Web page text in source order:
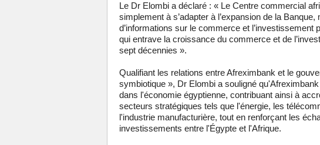
Le Dr Elombi a déclaré : « Le Centre commercial
simplement à s’adapter à l’expansion de la
d’informations sur le commerce et
qui entrave la croissance du commerce et de
sept décennies ».
Qualifiant les relations entre Afreximbank et le
symbiotique », Dr Elombi a souligné
dans l'économie égyptienne, contribuant ainsi à
secteurs stratégiques tels que l'énergie, les
l'industrie manufacturière, tout en renforçant les
investissements entre l'Égypte et l'Afrique.